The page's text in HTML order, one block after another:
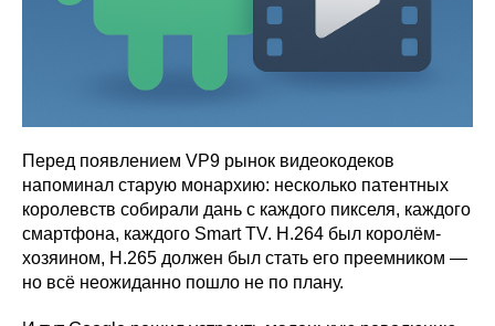
Перед появлением VP9 рынок видеокодеков
напоминал старую монархию: несколько патентных
королевств собирали дань с каждого пикселя, каждого
смартфона, каждого Smart TV. H.264 был королём-
хозяином, H.265 должен был стать его преемником —
но всё неожиданно пошло не по плану.